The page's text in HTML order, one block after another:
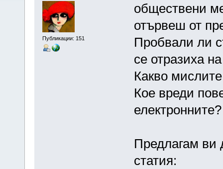
Публикации: 151
обществени
отървеш от
Пробвали ли
се отразиха
Какво
Кое вреди
електронните?
Предлагам ви
статия: